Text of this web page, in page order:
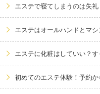
エステで寝てしまうのは失
エステはオールハンドとマ
エステに化粧はしていい？
初めてのエステ体験！予約